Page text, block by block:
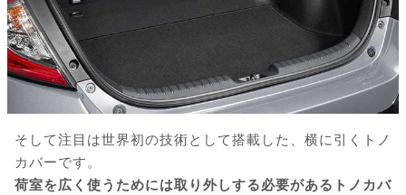
そして注目は世界初の技術として搭載した、横に引くトノ
カバーです。
荷室を広く使うためには取り外しする必要があるトノカバ